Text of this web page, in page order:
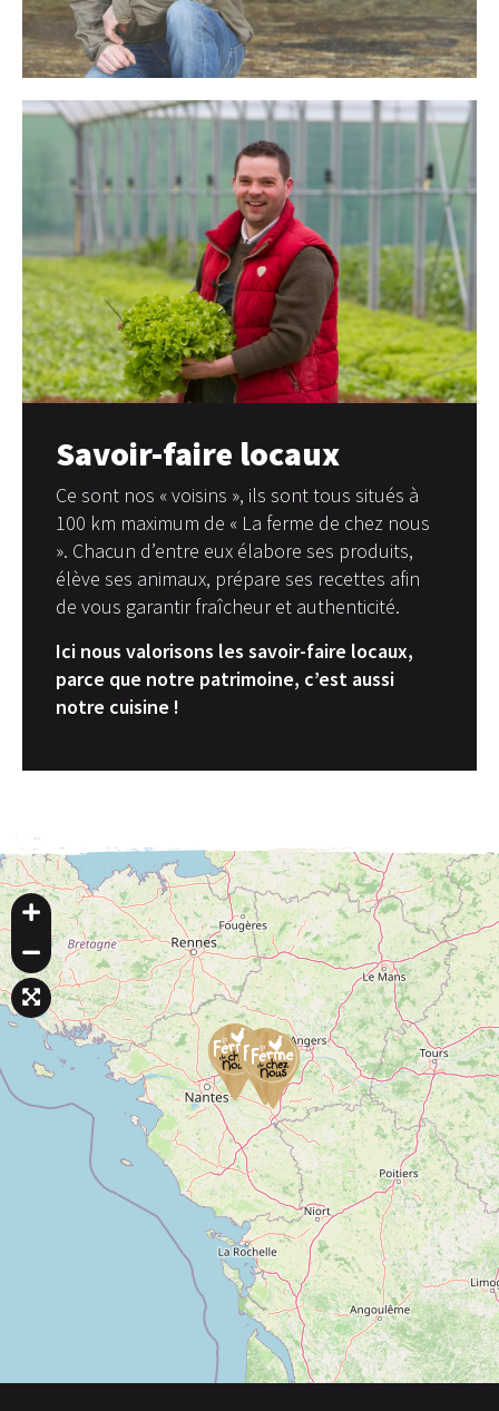
Savoir-faire locaux
Ce sont nos « voisins », ils sont tous situés à
100 km maximum de « La ferme de chez nous
». Chacun d’entre eux élabore ses produits,
élève ses animaux, prépare ses recettes afin
de vous garantir fraîcheur et authenticité.
Ici nous valorisons les savoir-faire locaux,
parce que notre patrimoine, c’est aussi
notre cuisine !